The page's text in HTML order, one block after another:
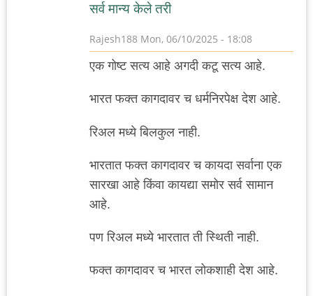
सर्व मान्य केले तरी
Rajesh188 Mon, 06/10/2025 - 18:08
एक गोष्ट सत्य आहे अगदी कटू सत्य आहे.
भारत फक्त कागदावर च धर्मनिरपेक्ष देश आहे.
रिअल मध्ये बिलकुल नाही.
भारतात फक्त कागदावर च कायदा सर्वाना एक
सारखा आहे किंवा कायद्या समोर सर्व सामान
आहे.
पण रिअल मध्ये भारतात ती स्थिती नाही.
फक्त कागदावर च भारत लोकशाही देश आहे.